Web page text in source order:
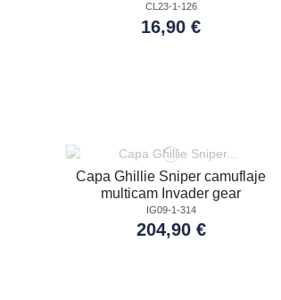
CL23-1-126
16,90 €
Capa Ghillie Sniper camuflaje
multicam Invader gear
IG09-1-314
204,90 €